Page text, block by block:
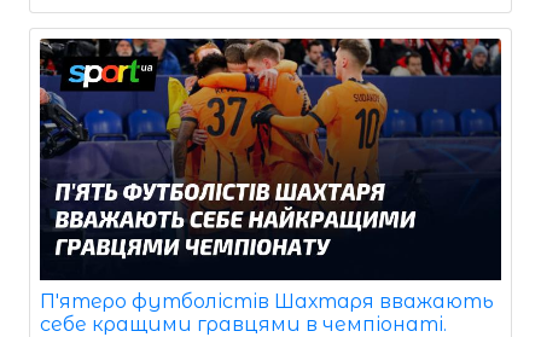
П'ятеро футболістів Шахтаря вважають
себе кращими гравцями в чемпіонаті.